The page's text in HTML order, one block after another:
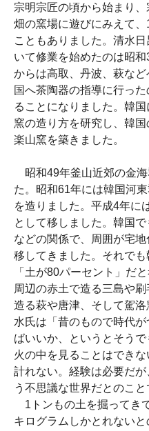
宗明宗匠の頃から始まり
畑の窯場に遊びにみえて
こともありました。清水
いて修業を始めたのは昭
からは高取、丹波、萩な
国へ茶陶器の指導に行っ
ることになりました。韓
窯の造り方を研究し、韓
楽山窯を築きました。
昭和49年釜山近郊の金海
た。昭和61年には韓国河
を造りました。平成4年に
として移しました。韓国
などの関係で、周囲が宅
移してきました。それでも
「土が80パーセント」だ
周辺の赤土で造る三島や
造る萩や唐津、そして駕
水氏は「昔のもので時代
ばいいか、というとそうで
火の中を見ることはでき
計れない。経験は必要だ
う不思議な世界だとのこと
1トンもの土を掘ってき
キログラムしかとれない